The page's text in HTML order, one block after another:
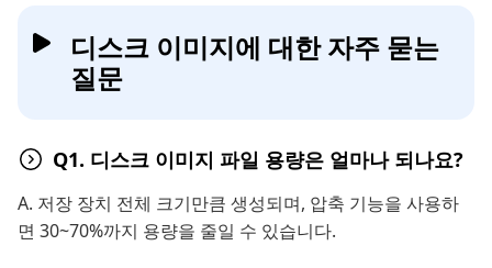
디스크 이미지에 대한 자주 묻는
질문
Q1. 디스크 이미지 파일 용량은 얼마나 되나요?
A. 저장 장치 전체 크기만큼 생성되며, 압축 기능을 사용하
면 30~70%까지 용량을 줄일 수 있습니다.